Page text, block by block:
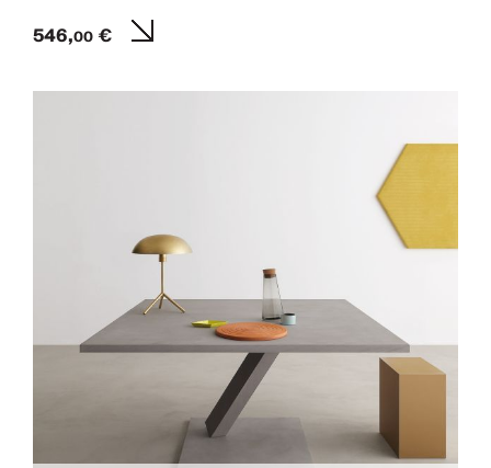
546,00€